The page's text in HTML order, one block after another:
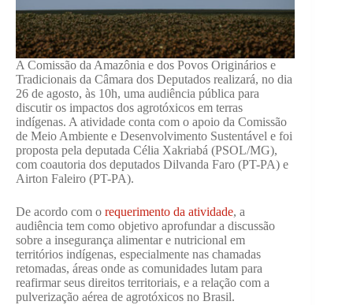
A Comissão da Amazônia e dos Povos Originários e
Tradicionais da Câmara dos Deputados realizará, no dia
26 de agosto, às 10h, uma audiência pública para
discutir os impactos dos agrotóxicos em terras
indígenas. A atividade conta com o apoio da Comissão
de Meio Ambiente e Desenvolvimento Sustentável e foi
proposta pela deputada Célia Xakriabá (PSOL/MG),
com coautoria dos deputados Dilvanda Faro (PT-PA) e
Airton Faleiro (PT-PA).
De acordo com o requerimento da atividade, a
audiência tem como objetivo aprofundar a discussão
sobre a insegurança alimentar e nutricional em
territórios indígenas, especialmente nas chamadas
retomadas, áreas onde as comunidades lutam para
reafirmar seus direitos territoriais, e a relação com a
pulverização aérea de agrotóxicos no Brasil.